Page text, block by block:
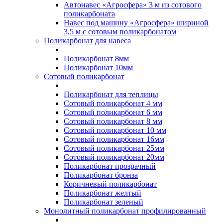
Автонавес «Агросфера» 3 м из сотового
поликарбоната
Навес под машину «Агросфера» шириной
3,5 м с сотовым поликарбонатом
Поликарбонат для навеса
Поликарбонат 8мм
Поликарбонат 10мм
Сотовый поликарбонат
Поликарбонат для теплицы
Сотовый поликарбонат 4 мм
Сотовый поликарбонат 6 мм
Сотовый поликарбонат 8 мм
Сотовый поликарбонат 10 мм
Сотовый поликарбонат 16мм
Сотовый поликарбонат 25мм
Сотовый поликарбонат 20мм
Поликарбонат прозрачный
Поликарбонат бронза
Коричневый поликарбонат
Поликарбонат желтый
Поликарбонат зеленый
Монолитный поликарбонат профилированный